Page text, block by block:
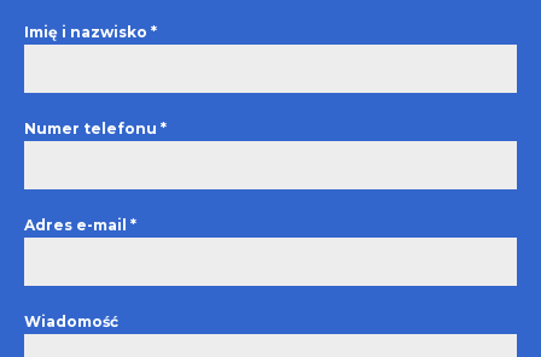
Imię i nazwisko *
Numer telefonu *
Adres e-mail *
Wiadomość